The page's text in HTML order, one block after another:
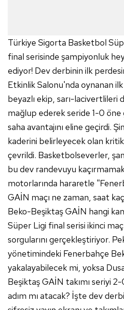
Türkiye Sigorta Basketbol
final serisinde şampiyonluk
ediyor! Dev derbinin ilk
Etkinlik Salonu'nda oynanan
beyazlı ekip, sarı-
mağlup ederek seride 1-0 öne
saha avantajını eline geçirdi.
kaderini belirleyecek olan kritik
çevrildi. Basketbolseverler,
bu dev randevuyu
motorlarında hararetle
GAİN maçı ne zaman, saat
Beko-Beşiktaş GAİN hangi
Süper Ligi final serisi ikinci
sorgularını gerçekleştiriyor.
yönetimindeki Fenerbahçe
yakalayabilecek mi, yoksa
Beşiktaş GAİN takımı seriyi
adım mı atacak? İşte dev